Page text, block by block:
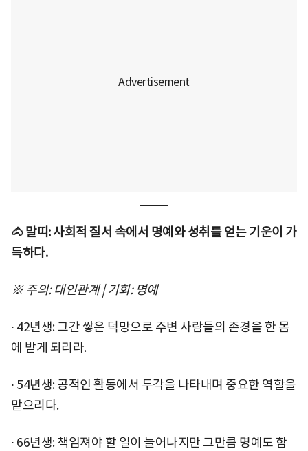
🐴 말띠: 사회적 질서 속에서 명예와 성취를 얻는 기운이 가
득하다.
※ 주의: 대인관계 | 기회: 명예
∙ 42년생: 그간 쌓은 덕망으로 주변 사람들의 존경을 한 몸
에 받게 되리라.
∙ 54년생: 공적인 활동에서 두각을 나타내며 중요한 역할을
맡으리다.
∙ 66년생: 책임져야 할 일이 늘어나지만 그만큼 명예도 함